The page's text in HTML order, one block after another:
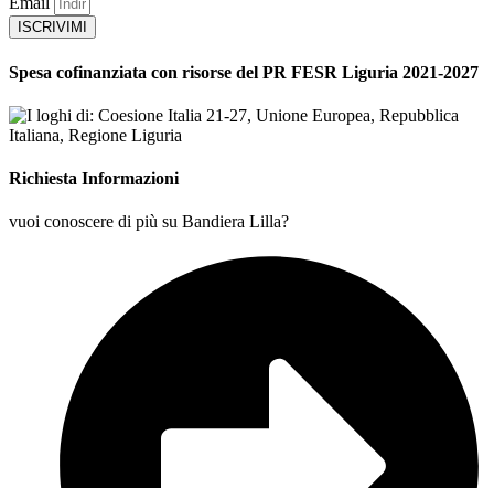
ISCRIVIMI
Spesa cofinanziata con risorse del PR FESR Liguria 2021-2027
Richiesta Informazioni
vuoi conoscere di più su Bandiera Lilla?